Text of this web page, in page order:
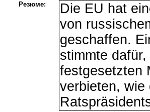
Резюме:
Die EU hat
von
geschaffen.
stimmte
festgesetzten
verbieten, wie